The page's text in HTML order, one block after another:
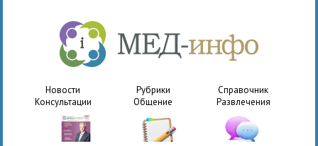
Новости Рубрики
Справочник
Консультации
Общение Развлечения